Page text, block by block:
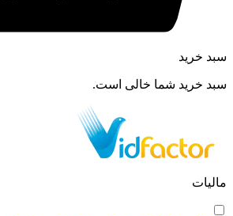
سبد خرید
سبد خرید شما خالی است.
مالیات